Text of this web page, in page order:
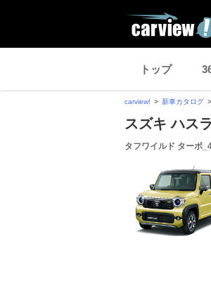
トップ
carview! 新車カタログ
スズキ ハス
タフワイルド ターボ